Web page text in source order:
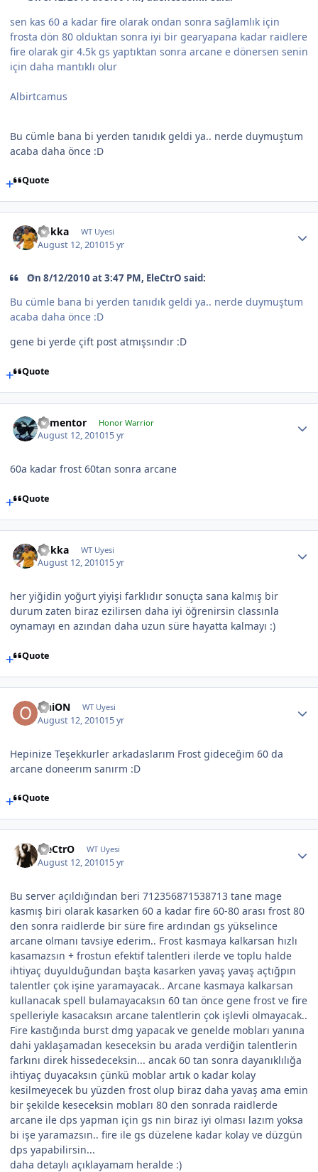
sen kas 60 a kadar fire olarak ondan sonra sağlamlık için
frosta dön 80 olduktan sonra iyi bir gearyapana kadar raidlere
fire olarak gir 4.5k gs yaptıktan sonra arcane e dönersen senin
için daha mantıklı olur
Albirtcamus
Bu cümle bana bi yerden tanıdık geldi ya.. nerde duymuştum
acaba daha önce :D
Quote
Rokka WT Uyesi
August 12, 201015 yr
On 8/12/2010 at 3:47 PM, EleCtrO said:
Bu cümle bana bi yerden tanıdık geldi ya.. nerde duymuştum
acaba daha önce :D
gene bi yerde çift post atmışsındır :D
Quote
dementor Honor Warrior
August 12, 201015 yr
60a kadar frost 60tan sonra arcane
Quote
Rokka WT Uyesi
August 12, 201015 yr
her yiğidin yoğurt yiyişi farklıdır sonuçta sana kalmış bir
durum zaten biraz ezilirsen daha iyi öğrenirsin classınla
oynamayı en azından daha uzun süre hayatta kalmayı :)
Quote
OniON WT Uyesi
August 12, 201015 yr
Hepinize Teşekkurler arkadaslarım Frost gideceğim 60 da
arcane doneerım sanırm :D
Quote
EleCtrO WT Uyesi
August 12, 201015 yr
Bu server açıldığından beri 712356871538713 tane mage
kasmış biri olarak kasarken 60 a kadar fire 60-80 arası frost 80
den sonra raidlerde bir süre fire ardından gs yükselince
arcane olmanı tavsiye ederim.. Frost kasmaya kalkarsan hızlı
kasamazsın + frostun efektif talentleri ilerde ve toplu halde
ihtiyaç duyulduğundan başta kasarken yavaş yavaş açtığpın
talentler çok işine yaramayacak.. Arcane kasmaya kalkarsan
kullanacak spell bulamayacaksın 60 tan önce gene frost ve fire
spelleriyle kasacaksın arcane talentlerin çok işlevli olmayacak..
Fire kastığında burst dmg yapacak ve genelde mobları yanına
dahi yaklaşamadan keseceksin bu arada verdiğin talentlerin
farkını direk hissedeceksin... ancak 60 tan sonra dayanıklılığa
ihtiyaç duyacaksın çünkü moblar artık o kadar kolay
kesilmeyecek bu yüzden frost olup biraz daha yavaş ama emin
bir şekilde keseceksin mobları 80 den sonrada raidlerde
arcane ile dps yapman için gs nin biraz iyi olması lazım yoksa
bi işe yaramazsın.. fire ile gs düzelene kadar kolay ve düzgün
dps yapabilirsin...
daha detaylı açıklayamam heralde :)